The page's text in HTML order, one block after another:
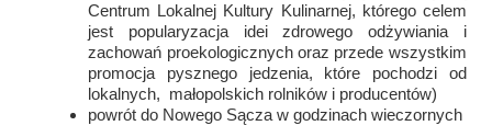
Centrum Lokalnej Kultury Kulinarnej, którego celem
jest popularyzacja idei zdrowego odżywiania i
zachowań proekologicznych oraz przede wszystkim
promocja pysznego jedzenia, które pochodzi od
lokalnych, małopolskich rolników i producentów)
powrót do Nowego Sącza w godzinach wieczornych